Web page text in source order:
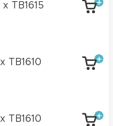
x TB1615
x TB1610
x TB1610